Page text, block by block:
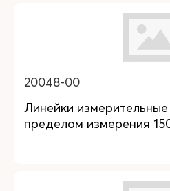
20048-00
Линейки
пределом измерения